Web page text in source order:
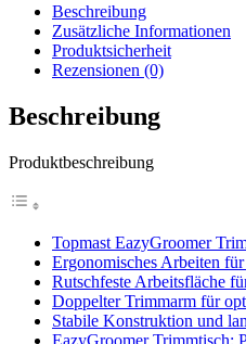
Beschreibung
Zusätzliche Informationen
Produktsicherheit
Rezensionen (0)
Beschreibung
Produktbeschreibung
Topmast EazyGroomer
Ergonomisches Arbeiten
Rutschfeste Arbeitsfläche
Doppelter Trimmarm für
Stabile Konstruktion und
EazyGroomer Trimmtisch: